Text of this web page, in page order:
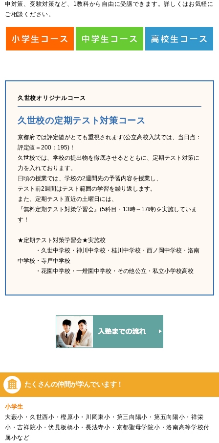
申対策、受験対策など、1教科から自由に受講できます。詳しくはお気軽に
ご相談ください。
久世校オリジナルコース
久世校の定期テスト対策コース
京都府では評定値がとても重視されます(公立高校入試では、当日点：
評定値＝200：195)！
久世校では、学校の提出物を徹底させるとともに、定期テスト対策に
力を入れております。
日頃の授業では、学校の2週間先の予習内容を授業し、
テスト前2週間はテスト範囲の学習を繰り返します。
また、定期テスト直近の土曜日には、
『無料定期テスト対策学習会』(5科目・13時～17時)を実施していま
す！
★定期テスト対策学習会★実施校
・久世中学校・神川中学校・桂川中学校・西ノ岡中学校・洛南
中学校・寺戸中学校
・花園中学校・一燈園中学校・その他公立・私立小学校高校
たくさんの仲間が学んでいます！
小学生
大藪小・久世西小・樫原小・川岡東小・第三向陽小・第五向陽小・祥栄
小・吉祥院小・伏見板橋小・長法寺小・京都聖母学院小・洛南高等学校付
属小など